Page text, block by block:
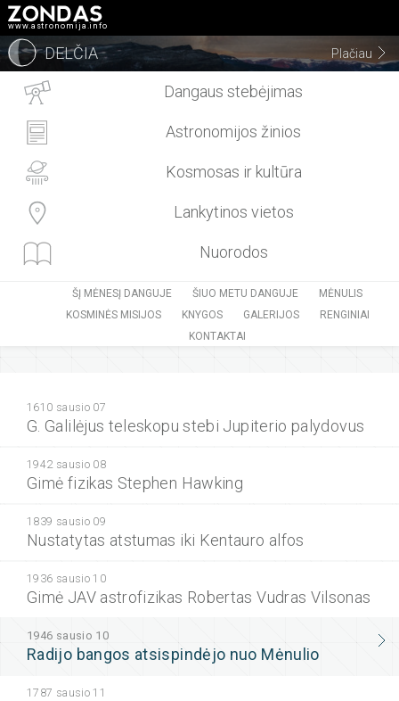
www.astronomija.info
DELČIA Plačiau
Dangaus stebėjimas
Astronomijos žinios
Kosmosas ir kultūra
Lankytinos vietos
Nuorodos
ŠĮ MĖNESĮ DANGUJE ŠIUO METU DANGUJE
MĖNULIS
KOSMINĖS MISIJOS
KNYGOS GALERIJOS
RENGINIAI
KONTAKTAI
1610 sausio 07
G. Galilėjus teleskopu stebi Jupiterio palydovus
1942 sausio 08
Gimė fizikas Stephen Hawking
1839 sausio 09
Nustatytas atstumas iki Kentauro alfos
1936 sausio 10
Gimė JAV astrofizikas Robertas Vudras Vilsonas
1946 sausio 10
Radijo bangos atsispindėjo nuo Mėnulio
1787 sausio 11